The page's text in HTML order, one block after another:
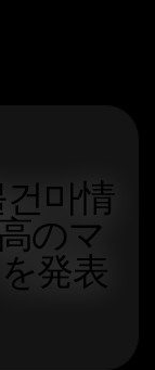
마情
のマ
発表